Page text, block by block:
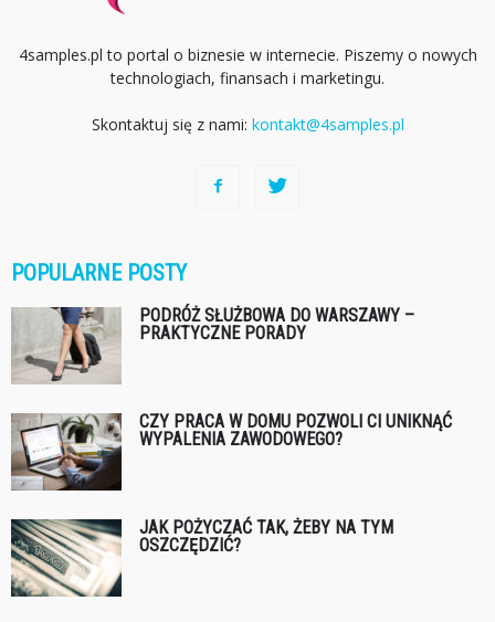
4samples.pl to portal o biznesie w internecie. Piszemy o nowych
technologiach, finansach i marketingu.
Skontaktuj się z nami: kontakt@4samples.pl
POPULARNE POSTY
PODRÓŻ SŁUŻBOWA DO WARSZAWY –
PRAKTYCZNE PORADY
CZY PRACA W DOMU POZWOLI CI UNIKNĄĆ
WYPALENIA ZAWODOWEGO?
JAK POŻYCZAĆ TAK, ŻEBY NA TYM
OSZCZĘDZIĆ?